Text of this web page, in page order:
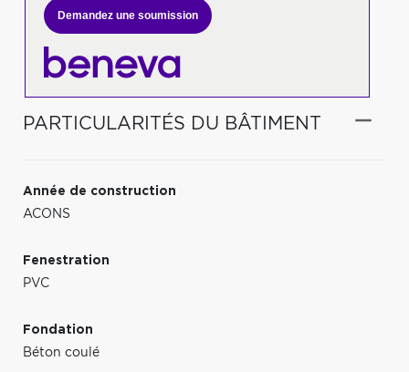
Demandez une soumission
PARTICULARITÉS DU BÂTIMENT
Année de construction
ACONS
Fenestration
PVC
Fondation
Béton coulé